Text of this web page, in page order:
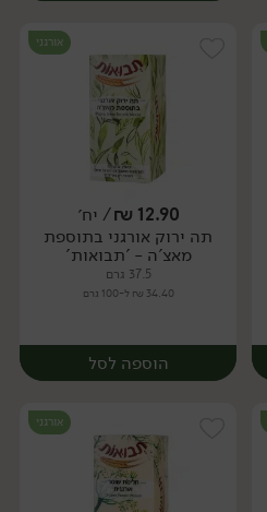
יח׳
אורגני
12.90
₪/ יח׳
תה ירוק אורגני בתוספת
מאצ'ה - 'תבואות'
37.5 גרם
34.40 ₪ ל-100 גרם
הוספה לסל
אורגני